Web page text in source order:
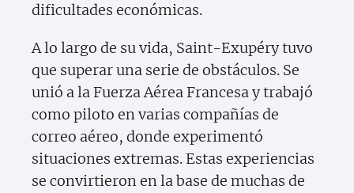
dificultades económicas.
A lo largo de su vida, Saint-Exupéry tuvo
que superar una serie de obstáculos. Se
unió a la Fuerza Aérea Francesa y trabajó
como piloto en varias compañías de
correo aéreo, donde experimentó
situaciones extremas. Estas experiencias
se convirtieron en la base de muchas de